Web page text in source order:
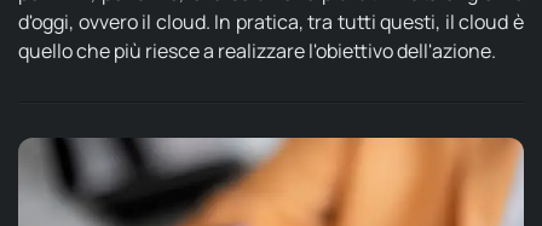
d'oggi, ovvero il cloud. In pratica, tra tutti questi, il cloud è
quello che più riesce a realizzare l'obiettivo dell'azione.